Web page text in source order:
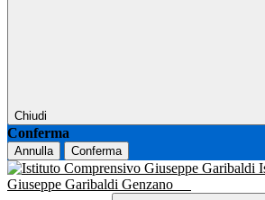
Chiudi
Conferma
Annulla Conferma
Giuseppe Garibaldi Genzano